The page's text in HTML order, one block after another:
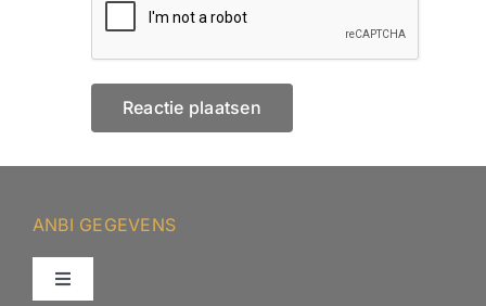
ANBI GEGEVENS
Toggle